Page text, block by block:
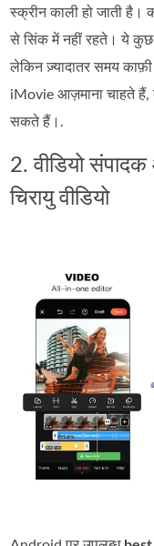
स्क्रीन काली हो जाती है।
से सिंक में नहीं रहते। ये
लेकिन ज़्यादातर समय
iMovie आज़माना चाहते हैं,
सकते हैं।.
2. वीडियो
चिरायु वीडियो